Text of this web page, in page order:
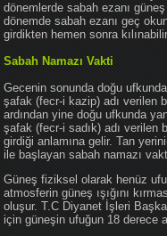
dönemlerde sabah ezanı
dönemde sabah ezanı geç
girdikten hemen sonra
Sabah Namazı Vakti
Gecenin sonunda doğu
şafak (fecr-i kazip) adı verilen
ardından yine doğu ufkunda
şafak (fecr-i sadık) adı verilen
girdiği anlamına gelir. Tan
ile başlayan sabah namazı
Güneş fiziksel olarak henüz
atmosferin güneş ışığını
oluşur. T.C Diyanet İşleri
için güneşin ufuğun 18 derece